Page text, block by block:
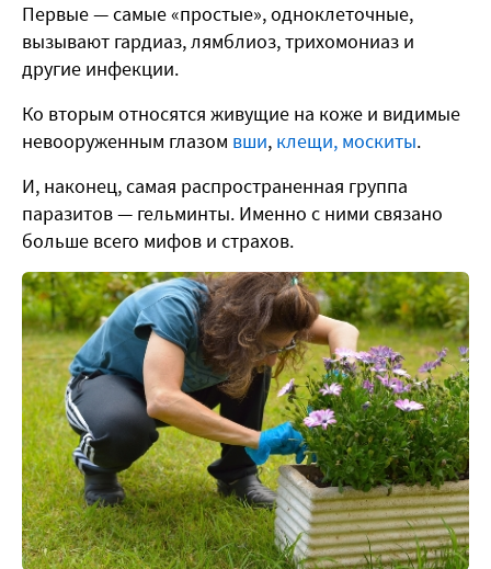
Первые — самые «простые», одноклеточные,
вызывают гардиаз, лямблиоз, трихомониаз и
другие инфекции.
Ко вторым относятся живущие на коже и видимые
невооруженным глазом вши, клещи, москиты.
И, наконец, самая распространенная группа
паразитов — гельминты. Именно с ними связано
больше всего мифов и страхов.